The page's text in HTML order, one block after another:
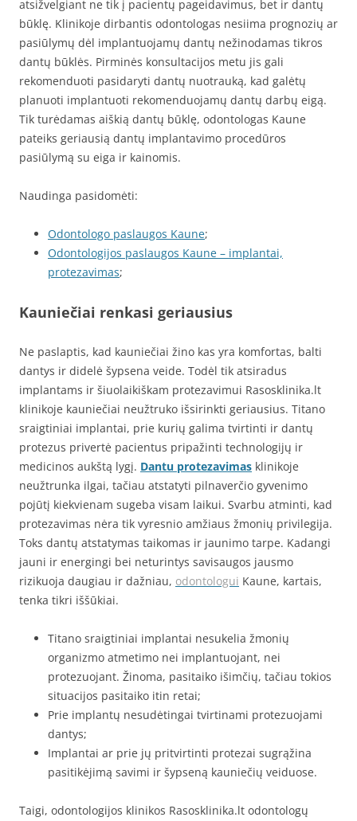
atsižvelgiant ne tik į pacientų pageidavimus, bet ir dantų
būklę. Klinikoje dirbantis odontologas nesiima prognozių ar
pasiūlymų dėl implantuojamų dantų nežinodamas tikros
dantų būklės. Pirminės konsultacijos metu jis gali
rekomenduoti pasidaryti dantų nuotrauką, kad galėtų
planuoti implantuoti rekomenduojamų dantų darbų eigą.
Tik turėdamas aiškią dantų būklę, odontologas Kaune
pateiks geriausią dantų implantavimo procedūros
pasiūlymą su eiga ir kainomis.
Naudinga pasidomėti:
Odontologo paslaugos Kaune;
Odontologijos paslaugos Kaune – implantai,
protezavimas;
Kauniečiai renkasi geriausius
Ne paslaptis, kad kauniečiai žino kas yra komfortas, balti
dantys ir didelė šypsena veide. Todėl tik atsiradus
implantams ir šiuolaikiškam protezavimui Rasosklinika.lt
klinikoje kauniečiai neužtruko išsirinkti geriausius. Titano
sraigtiniai implantai, prie kurių galima tvirtinti ir dantų
protezus privertė pacientus pripažinti technologijų ir
medicinos aukštą lygį. Dantu protezavimas klinikoje
neužtrunka ilgai, tačiau atstatyti pilnaverčio gyvenimo
pojūtį kiekvienam sugeba visam laikui. Svarbu atminti, kad
protezavimas nėra tik vyresnio amžiaus žmonių privilegija.
Toks dantų atstatymas taikomas ir jaunimo tarpe. Kadangi
jauni ir energingi bei neturintys savisaugos jausmo
rizikuoja daugiau ir dažniau, odontologui Kaune, kartais,
tenka tikri iššūkiai.
Titano sraigtiniai implantai nesukelia žmonių
organizmo atmetimo nei implantuojant, nei
protezuojant. Žinoma, pasitaiko išimčių, tačiau tokios
situacijos pasitaiko itin retai;
Prie implantų nesudėtingai tvirtinami protezuojami
dantys;
Implantai ar prie jų pritvirtinti protezai sugrąžina
pasitikėjimą savimi ir šypseną kauniečių veiduose.
Taigi, odontologijos klinikos Rasosklinika.lt odontologų